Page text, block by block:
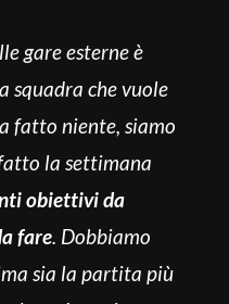
gare esterne è
squadra che vuole
fatto niente, siamo
la settimana
obiettivi da
fare. Dobbiamo
sia la partita più